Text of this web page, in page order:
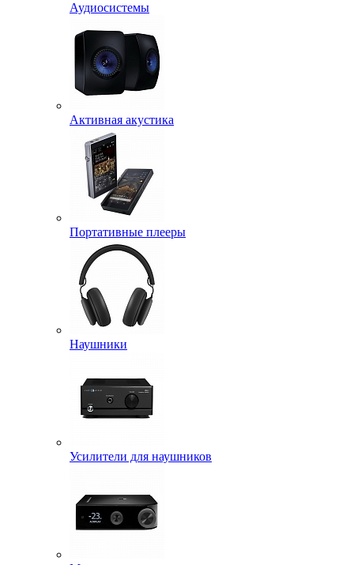
Аудиосистемы
Активная акустика
Портативные плееры
Наушники
Усилители для наушников